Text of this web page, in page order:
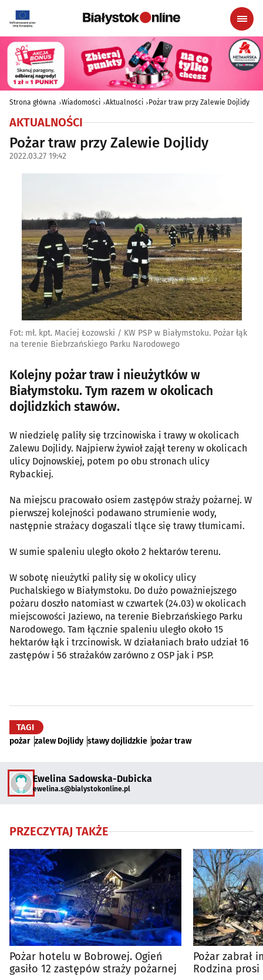
Strona główna Wiadomości Aktualności Pożar traw przy Zalewie Dojlidy
AKTUALNOŚCI
Pożar traw przy Zalewie Dojlidy
2022.03.27 19:42
Fot: mł. kpt. Maciej Łozowski / KW PSP w Białymstoku. Pożar łąk
na terenie Biebrzańskiego Parku Narodowego
Kolejny pożar traw i nieużytków w
Białymstoku. Tym razem w okolicach
dojlidzkich stawów.
W niedzielę paliły się trzcinowiska i trawy w okolicach
Zalewu Dojlidy. Najpierw żywioł zajął tereny w okolicach
ulicy Dojnowskiej, potem po obu stronach ulicy
Rybackiej.
Na miejscu pracowało osiem zastępów straży pożarnej. W
pierwszej kolejności podawano strumienie wody,
następnie strażacy dogaszali tlące się trawy tłumicami.
W sumie spaleniu uległo około 2 hektarów terenu.
W sobotę nieużytki paliły się w okolicy ulicy
Puchalskiego w Białymstoku. Do dużo poważniejszego
pożaru doszło natomiast w czwartek (24.03) w okolicach
miejscowości Jaziewo, na terenie Biebrzańskiego Parku
Narodowego. Tam łącznie spaleniu uległo około 15
hektarów łąk i trzcinowisk. W działaniach brało udział 16
zastępów i 56 strażaków zarówno z OSP jak i PSP.
TAGI
pożar zalew Dojlidy stawy dojlidzkie pożar traw
Ewelina Sadowska-Dubicka
ewelina.s@bialystokonline.pl
PRZECZYTAJ TAKŻE
Pożar hotelu w Bobrowej. Ogień
gasiło 12 zastępów straży pożarnej
Pożar zabrał
Rodzina